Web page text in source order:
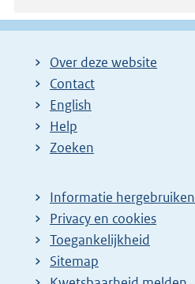
Over deze website
Contact
English
Help
Zoeken
Informatie hergebruiken
Privacy en cookies
Toegankelijkheid
Sitemap